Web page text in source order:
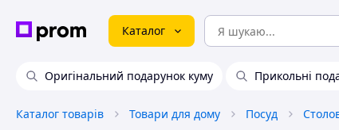
Каталог
Оригінальний подарунок куму Прикольні
Каталог товарів Товари для дому Посуд